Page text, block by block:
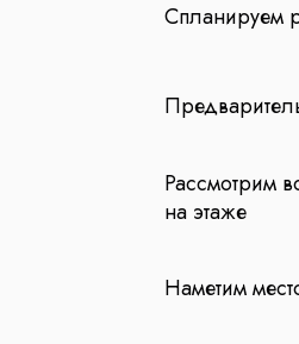
Спланируем
Рассмотрим
на этаже
Наметим